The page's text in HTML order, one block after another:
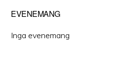
EVENEMANG
Inga evenemang